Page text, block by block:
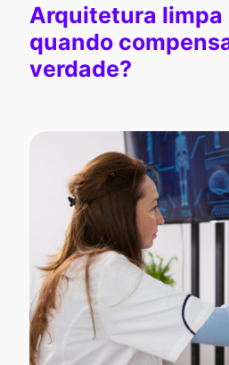
Arquitetura limpa
quando
verdade?